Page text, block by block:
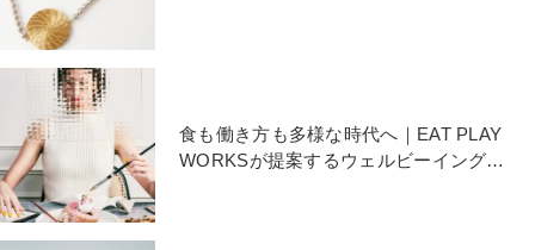
食も働き方も多様な時代へ｜EAT PLAY
WORKSが提案するウェルビーイングな